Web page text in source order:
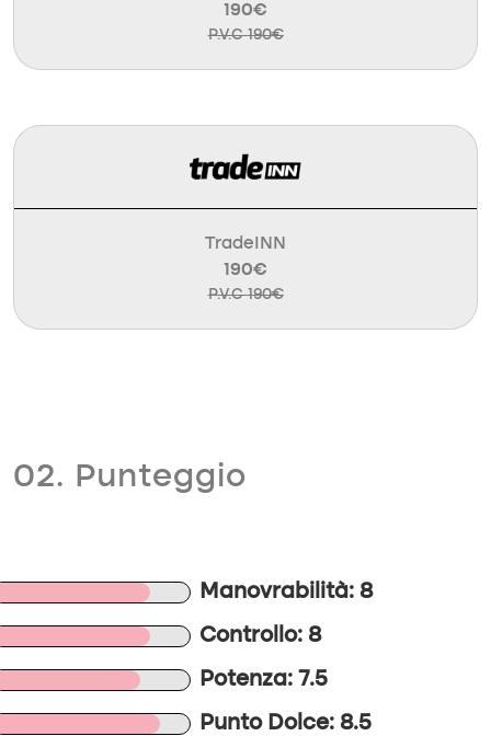
190€
P.V.C 190€
TradeINN
190€
P.V.C 190€
02. Punteggio
Manovrabilità: 8
Controllo: 8
Potenza: 7.5
Punto Dolce: 8.5